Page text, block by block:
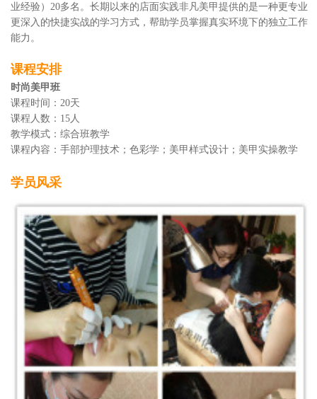
业经验）20多名。长期以来的店面实践非凡美甲提供的是一种更专业
更深入的快捷实战的学习方式，帮助学员掌握真实环境下的独立工作
能力。
课程安排
时尚美甲班
课程时间：20天
课程人数：15人
教学模式：综合班教学
课程内容：手部护理技术；色彩学；美甲样式设计；美甲实操教学
学员风采